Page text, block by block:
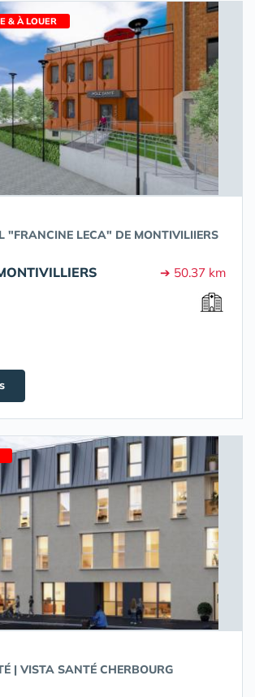
& À LOUER
"FRANCINE LECA" DE MONTIVILIIERS
➔ 50.37 km
| VISTA SANTÉ CHERBOURG